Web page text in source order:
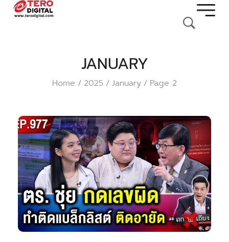
JANUARY
Home / 2025 / January / Page 2